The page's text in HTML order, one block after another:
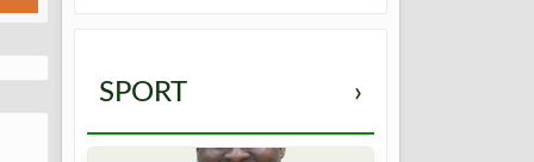
SPORT ›